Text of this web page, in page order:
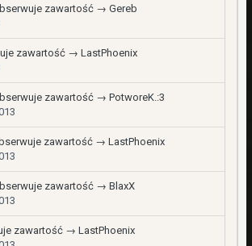
zawartość → Gereb
zawartość → LastPhoenix
zawartość → PotworeK.:3
zawartość → LastPhoenix
zawartość → BlaxX
zawartość → LastPhoenix